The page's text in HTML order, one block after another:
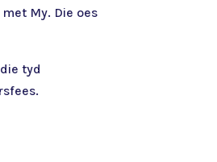
My. Die oes
tyd